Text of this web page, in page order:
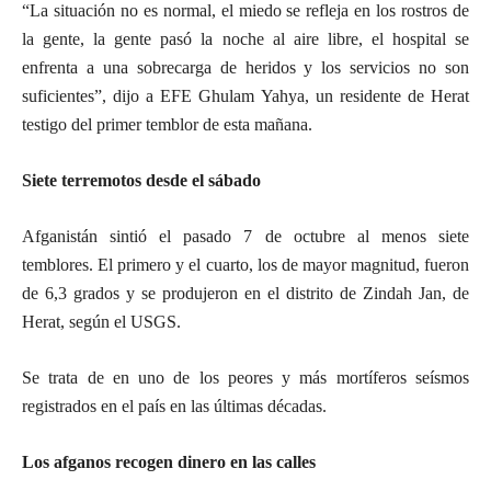
“La situación no es normal, el miedo se refleja en los rostros de
la gente, la gente pasó la noche al aire libre, el hospital se
enfrenta a una sobrecarga de heridos y los servicios no son
suficientes”, dijo a EFE Ghulam Yahya, un residente de Herat
testigo del primer temblor de esta mañana.
Siete terremotos desde el sábado
Afganistán sintió el pasado 7 de octubre al menos siete
temblores. El primero y el cuarto, los de mayor magnitud, fueron
de 6,3 grados y se produjeron en el distrito de Zindah Jan, de
Herat, según el USGS.
Se trata de en uno de los peores y más mortíferos seísmos
registrados en el país en las últimas décadas.
Los afganos recogen dinero en las calles